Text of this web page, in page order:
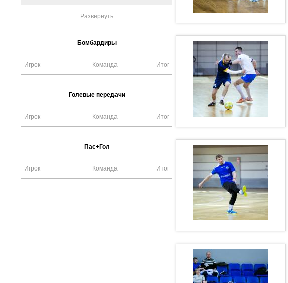
Развернуть
Бомбардиры
Игрок Команда Итог
Голевые передачи
Игрок Команда Итог
Пас+Гол
Игрок Команда Итог